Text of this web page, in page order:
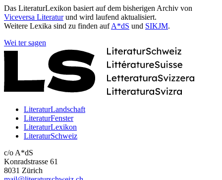
Das LiteraturLexikon basiert auf dem bisherigen Archiv von
Viceversa Literaturund wird laufend aktualisiert.
Weitere Lexika sind zu finden aufA*dS und SIKJM.
Wei ter sagen
LiteraturLandschaft
LiteraturFenster
LiteraturLexikon
LiteraturSchweiz
c/o A*dS
Konradstrasse 61
8031 Zürich